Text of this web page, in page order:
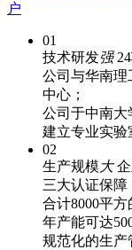
户
01
技术研发强
公司与华南理
中心；
公司于中南大
建立专业实验
02
生产规模 大
三大认证保障
合计8000平方
年产能可达
规范化的生产